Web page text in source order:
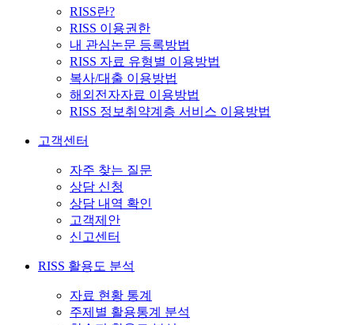
RISS란?
RISS 이용권한
내 관심논문 등록방법
RISS 자료 유형별 이용방법
복사/대출 이용방법
해외전자자료 이용방법
RISS 정보취약계층 서비스 이용방법
고객센터
자주 찾는 질문
상담 신청
상담 내역 확인
고객제안
신고센터
RISS 활용도 분석
자료 현황 통계
주제별 활용통계 분석